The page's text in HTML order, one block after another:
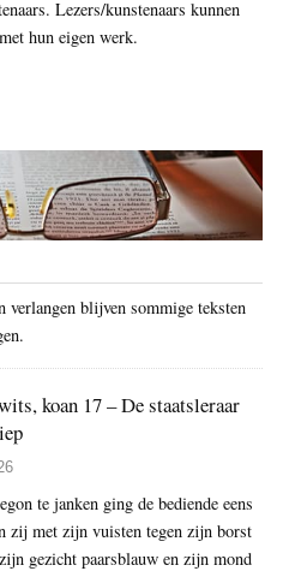
Lezers/kunstenaars kunnen
hun eigen werk.
blijven sommige teksten
koan 17 – De staatsleraar
te janken ging de bediende eens
zij met zijn vuisten tegen zijn borst
gezicht paarsblauw en zijn mond